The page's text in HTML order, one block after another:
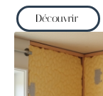
Découvrir